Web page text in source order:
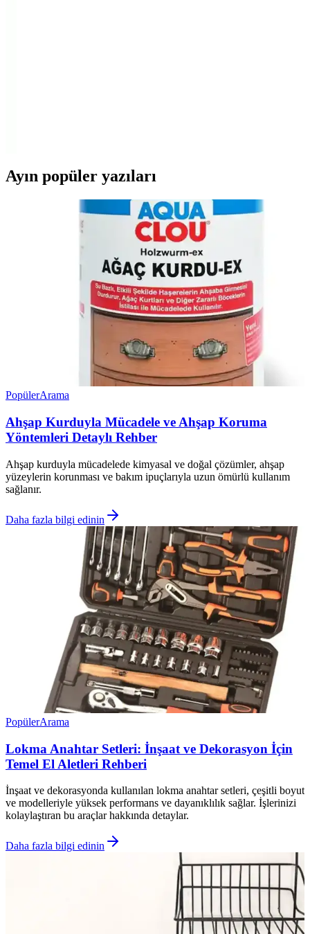
Ayın popüler yazıları
PopülerArama
Ahşap Kurduyla Mücadele ve Ahşap Koruma
Yöntemleri Detaylı Rehber
Ahşap kurduyla mücadelede kimyasal ve doğal çözümler, ahşap
yüzeylerin korunması ve bakım ipuçlarıyla uzun ömürlü kullanım
sağlanır.
Daha fazla bilgi edinin
PopülerArama
Lokma Anahtar Setleri: İnşaat ve Dekorasyon İçin
Temel El Aletleri Rehberi
İnşaat ve dekorasyonda kullanılan lokma anahtar setleri, çeşitli boyut
ve modelleriyle yüksek performans ve dayanıklılık sağlar. İşlerinizi
kolaylaştıran bu araçlar hakkında detaylar.
Daha fazla bilgi edinin